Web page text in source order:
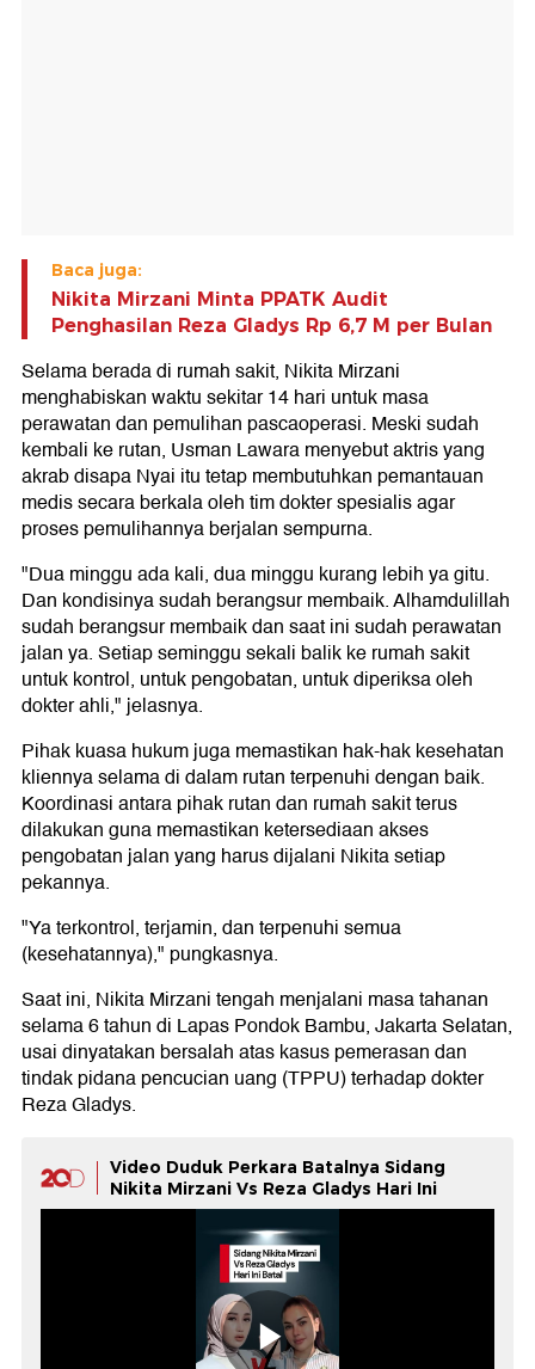
Baca juga:
Nikita Mirzani Minta PPATK Audit
Penghasilan Reza Gladys Rp 6,7 M per Bulan
Selama berada di rumah sakit, Nikita Mirzani
menghabiskan waktu sekitar 14 hari untuk masa
perawatan dan pemulihan pascaoperasi. Meski sudah
kembali ke rutan, Usman Lawara menyebut aktris yang
akrab disapa Nyai itu tetap membutuhkan pemantauan
medis secara berkala oleh tim dokter spesialis agar
proses pemulihannya berjalan sempurna.
"Dua minggu ada kali, dua minggu kurang lebih ya gitu.
Dan kondisinya sudah berangsur membaik. Alhamdulillah
sudah berangsur membaik dan saat ini sudah perawatan
jalan ya. Setiap seminggu sekali balik ke rumah sakit
untuk kontrol, untuk pengobatan, untuk diperiksa oleh
dokter ahli," jelasnya.
Pihak kuasa hukum juga memastikan hak-hak kesehatan
kliennya selama di dalam rutan terpenuhi dengan baik.
Koordinasi antara pihak rutan dan rumah sakit terus
dilakukan guna memastikan ketersediaan akses
pengobatan jalan yang harus dijalani Nikita setiap
pekannya.
"Ya terkontrol, terjamin, dan terpenuhi semua
(kesehatannya)," pungkasnya.
Saat ini, Nikita Mirzani tengah menjalani masa tahanan
selama 6 tahun di Lapas Pondok Bambu, Jakarta Selatan,
usai dinyatakan bersalah atas kasus pemerasan dan
tindak pidana pencucian uang (TPPU) terhadap dokter
Reza Gladys.
Video Duduk Perkara Batalnya Sidang
Nikita Mirzani Vs Reza Gladys Hari Ini